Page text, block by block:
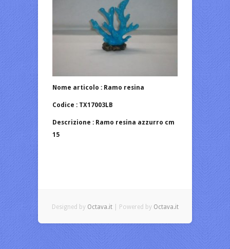
Nome articolo : Ramo resina
Codice : TX17003LB
Descrizione : Ramo resina azzurro cm
15
Designed by Octava.it| Powered by Octava.it